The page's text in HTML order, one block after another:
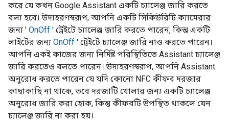
করে যে কখন Google Assistant একটি চ্যালেঞ্জ জারি করতে
বলা হবে। উদাহরণস্বরূপ, আপনি একটি সিকিউরিটি ক্যামেরার
জন্য ' OnOff ' ট্রেইটে চ্যালেঞ্জ জারি করতে পারেন, কিন্তু একটি
লাইটের জন্য OnOff ' ট্রেইটে চ্যালেঞ্জ জারি নাও করতে পারেন।
আপনি একই কাজের জন্য নির্দিষ্ট পরিস্থিতিতে Assistant চ্যালেঞ্জ
জারি করতেও বলতে পারেন। উদাহরণস্বরূপ, আপনি Assistant
অনুরোধ করতে পারেন যে যদি কোনো NFC কীফব দরজার
কাছাকাছি না থাকে, তবে দরজাটি খোলার জন্য একটি চ্যালেঞ্জ
অনুরোধ জারি করা হোক, কিন্তু কীফবটি উপস্থিত থাকলে যেন
চ্যালেঞ্জ জারি না করা হয়।